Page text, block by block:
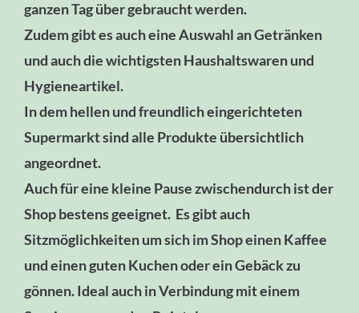
ganzen Tag über gebraucht werden.
Zudem gibt es auch eine Auswahl an Getränken
und auch die wichtigsten Haushaltswaren und
Hygieneartikel.
In dem hellen und freundlich eingerichteten
Supermarkt sind alle Produkte übersichtlich
angeordnet.
Auch für eine kleine Pause zwischendurch ist der
Shop bestens geeignet. Es gibt auch
Sitzmöglichkeiten um sich im Shop einen Kaffee
und einen guten Kuchen oder ein Gebäck zu
gönnen. Ideal auch in Verbindung mit einem